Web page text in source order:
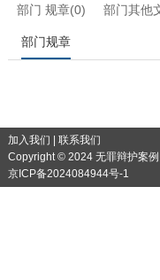
部门 规章(0) 部门其他
部门规章
加入我们 | 联系我们
Copyright © 2024 无罪辩护案例
京ICP备2024084944号-1